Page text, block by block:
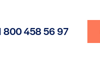
800 458 56 97